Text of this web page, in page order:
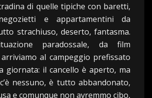
di quelle tipiche con baretti,
e appartamentini da
strachiuso, deserto, fantasma.
paradossale, da film
al campeggio prefissato
giornata: il cancello è aperto, ma
nessuno, è tutto abbandonato,
e comunque non avremmo cibo,